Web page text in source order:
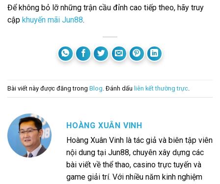
Để không bỏ lỡ những trận cầu đỉnh cao tiếp theo, hãy truy
cập khuyến mãi Jun88.
Bài viết này được đăng trong Blog . Đánh dấu liên kết thường trực
HOÀNG XUÂN VINH
Hoàng Xuân Vinh là tác giả và biên tập viên
nội dung tại Jun88, chuyên xây dựng các
bài viết về thể thao, casino trực tuyến và
game giải trí. Với nhiều năm kinh nghiệm